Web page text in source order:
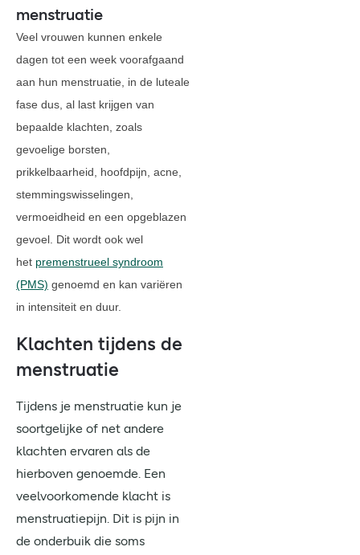
menstruatie
Veel vrouwen kunnen enkele
dagen tot een week voorafgaand
aan hun menstruatie, in de luteale
fase dus, al last krijgen van
bepaalde klachten, zoals
gevoelige borsten,
prikkelbaarheid, hoofdpijn, acne,
stemmingswisselingen,
vermoeidheid en een opgeblazen
gevoel. Dit wordt ook wel
het premenstrueel syndroom
(PMS) genoemd en kan variëren
in intensiteit en duur.
Klachten tijdens de
menstruatie
Tijdens je menstruatie kun je
soortgelijke of net andere
klachten ervaren als de
hierboven genoemde. Een
veelvoorkomende klacht is
menstruatiepijn. Dit is pijn in
de onderbuik die soms